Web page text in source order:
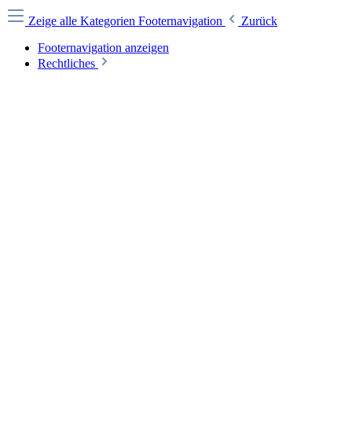
Zeige alle Kategorien Footernavigation
Zurück
Footernavigation anzeigen
Rechtliches